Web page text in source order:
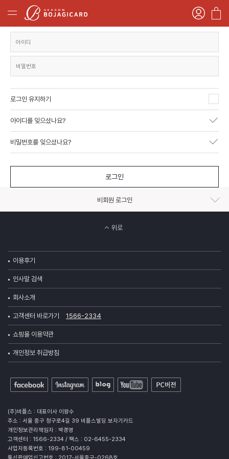
로그인 유지하기
아이디를 잊으셨나요?
비밀번호를 잊으셨나요?
로그인
비회원 로그인
위로
이용후기
인사말 검색
회사소개
고객센터 바로가기 1566-2334
쇼핑몰 이용약관
개인정보 취급방침
(주)비플스 : 대표이사 이왕수
주소 : 서울 중구 청구로4길 39 비플스빌딩 보자기카드
개인정보관리책임자 : 박경영
고객센터 : 1566-2334 / 팩스 : 02-6455-2334
사업자등록번호 : 199-81-00459